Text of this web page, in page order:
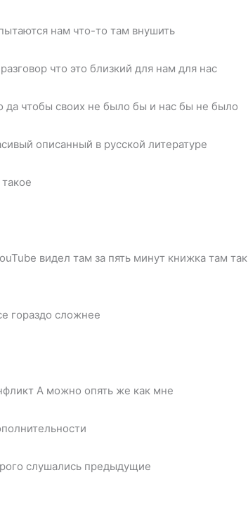
нам что-то там внушить
что это близкий для нам для нас
чтобы своих не было бы и нас бы не было
описанный в русской литературе
видел там за пять минут книжка там так
гораздо сложнее
А можно опять же как мне
слушались предыдущие